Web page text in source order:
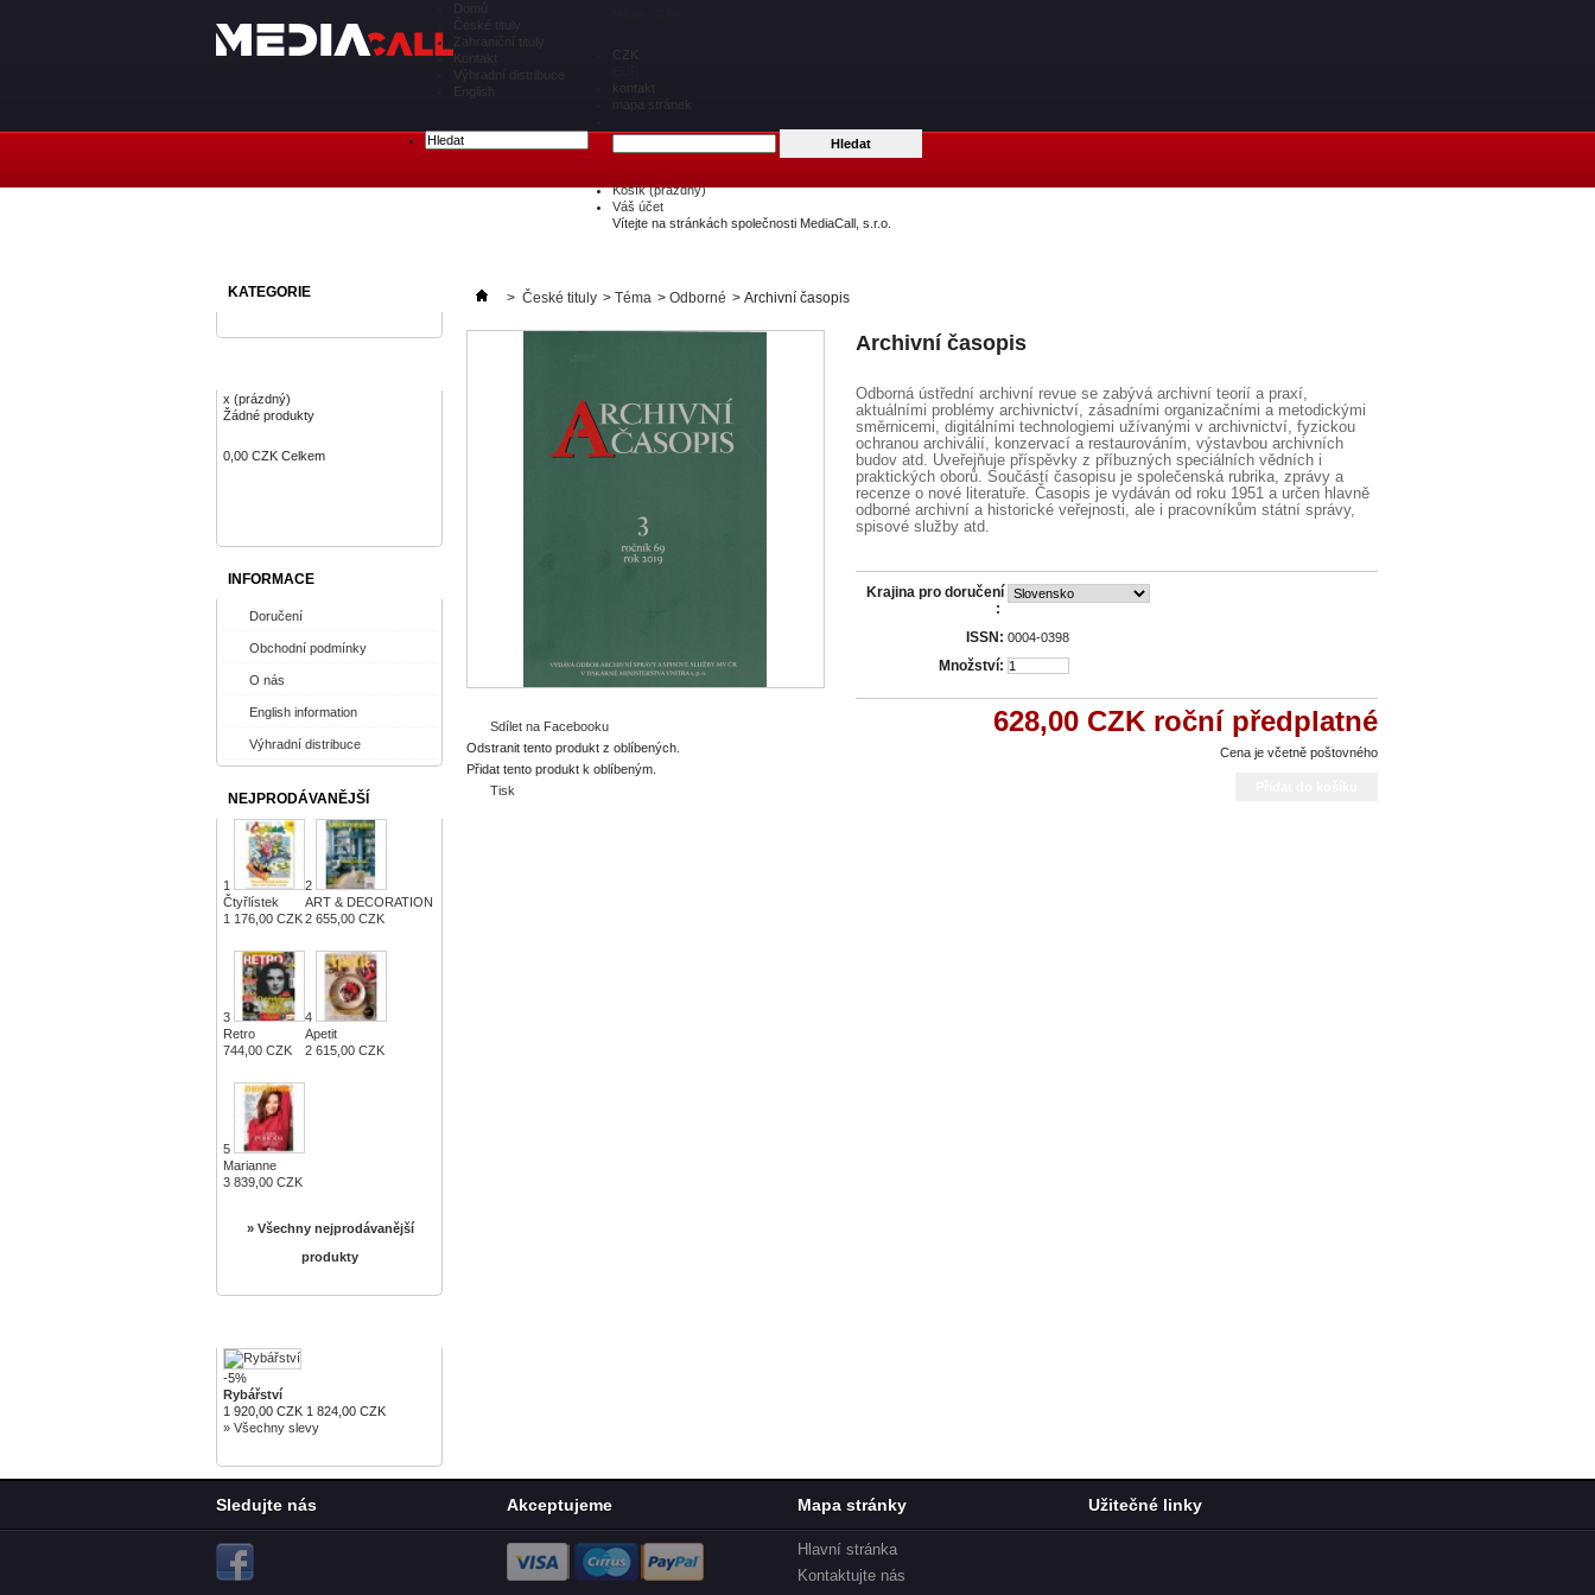
CZK
kontakt
mapa stránek
Košík(prázdný)
Váš účet
Vítejte na stránkách společnosti MediaCall, s.r.o.
Zahraniční tituly
Výhradní distribuce
English
KATEGORIE
x (prázdný)
Žádné produkty
0,00 CZK Celkem
INFORMACE
Doručení
Obchodní podmínky
O nás
English information
Výhradní distribuce
NEJPRODÁVANĚJŠÍ
1
Čtyřlístek
1 176,00 CZK
2
ART & DECORATION
2 655,00 CZK
3
Retro
744,00 CZK
4
Apetit
2 615,00 CZK
5
Marianne
3 839,00 CZK
» Všechny nejprodávanější
produkty
-5%
Rybářství
1 920,00 CZK 1 824,00 CZK
» Všechny slevy
> České tituly > Téma > Odborné > Archivní časopis
Sdílet na Facebooku
Odstranit tento produkt z oblíbených.
Přidat tento produkt k oblíbeným.
Tisk
Archivní časopis
Odborná ústřední archivní revue se zabývá archivní teorií a praxí,
aktuálními problémy archivnictví, zásadními organizačními a metodickými
směrnicemi, digitálními technologiemi užívanými v archivnictví, fyzickou
ochranou archiválií, konzervací a restaurováním, výstavbou archivních
budov atd. Uveřejňuje příspěvky z příbuzných speciálních vědních i
praktických oborů. Součástí časopisu je společenská rubrika, zprávy a
recenze o nové literatuře. Časopis je vydáván od roku 1951 a určen hlavně
odborné archivní a historické veřejnosti, ale i pracovníkům státní správy,
spisové služby atd.
Krajina pro doručení
:
ISSN: 0004-0398
Množství:
628,00 CZK roční předplatné
Cena je včetně poštovného
Sledujte nás Akceptujeme Mapa stránky
Hlavní stránka
Kontaktujte nás
Užitečné linky